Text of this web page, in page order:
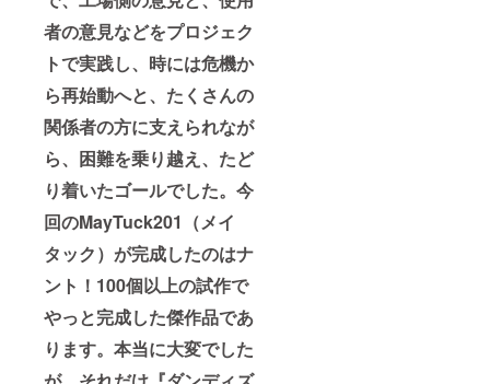
者の意見などをプロジェク
トで実践し、時には危機か
ら再始動へと、たくさんの
関係者の方に支えられなが
ら、困難を乗り越え、たど
り着いたゴールでした。今
回のMayTuck201（メイ
タック）が完成したのはナ
ント！100個以上の試作で
やっと完成した傑作品であ
ります。本当に大変でした